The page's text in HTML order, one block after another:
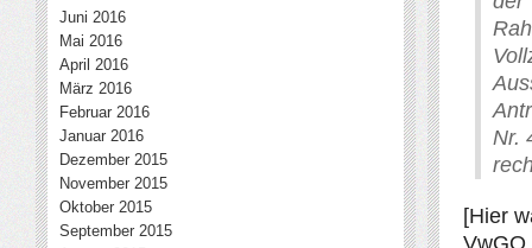
Nr.
[Hier
VwGO
Juni 2016
Mai 2016
April 2016
März 2016
Februar 2016
Januar 2016
Dezember 2015
November 2015
Oktober 2015
September 2015